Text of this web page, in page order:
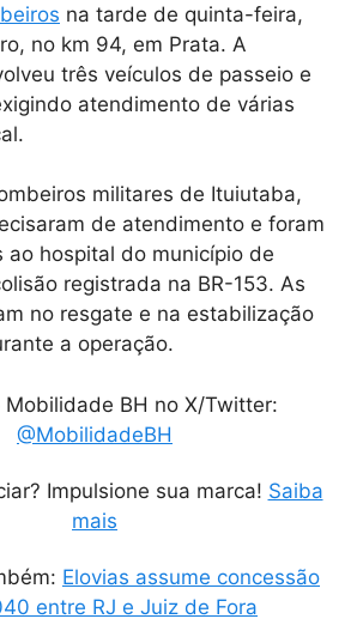
na tarde de quinta-feira,
no km 94, em Prata. A
três veículos de passeio e
atendimento de várias
militares de Ituiutaba,
de atendimento e foram
ao hospital do município de
registrada na BR-153. As
no resgate e na estabilização
a operação.
Mobilidade BH no X/Twitter:
@MobilidadeBH
Impulsione sua marca! Saiba
mais
Elovias assume concessão
entre RJ e Juiz de Fora